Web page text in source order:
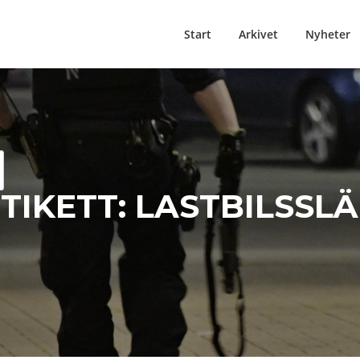
Start Arkivet Nyheter